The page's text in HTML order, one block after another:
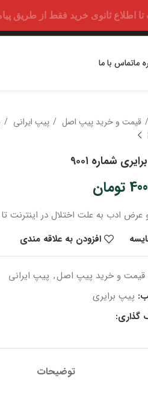
خرید فقط از طریق پیامک شماره 09352200077
ماتماس با ما
قیمت و خرید پیپ اصل پیپ ایرانی
شماره ۹۰۰۱
تومان
عرض ادب به علت اختلال در اینترنت
افزودن به علاقه مندی
قیمت و خرید پیپ اصل, پیپ ایرانی
پیپ برایری
گذاری:
توضیحات